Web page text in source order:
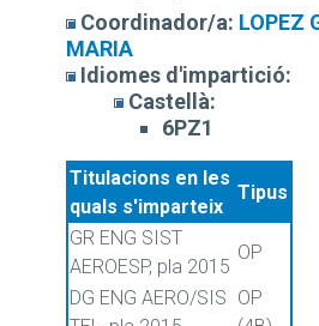
Coordinador/a: LOPEZ
MARIA
Idiomes d'impartició:
Castellà:
6PZ1
Titulacions en les
quals s'imparteix
Tipus
GR ENG SIST
AEROESP, pla 2015
OP
DG ENG AERO/SIS OP